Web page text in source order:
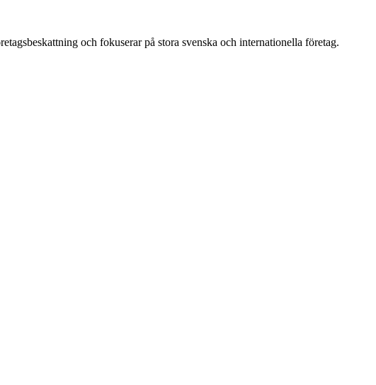
och fokuserar på stora svenska och internationella företag.